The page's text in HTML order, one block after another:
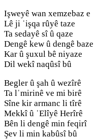
Işweyê wan xemzebaz e
Lê ji ˈişqa rûyê taze
Ta sedayê sî û qaze
Dengê kew û dengê baze
Kar û şuxul bê niyaze
Dil wekî naqûsî bû
Begler û şah û wezîrê
Ta lˈmirinê ve mi birê
Sîne kir armanc li tîrê
Mekkî û ˈElîyê Herîrê
Bên li dengê min feqirî
Şev li min kabûsî bû